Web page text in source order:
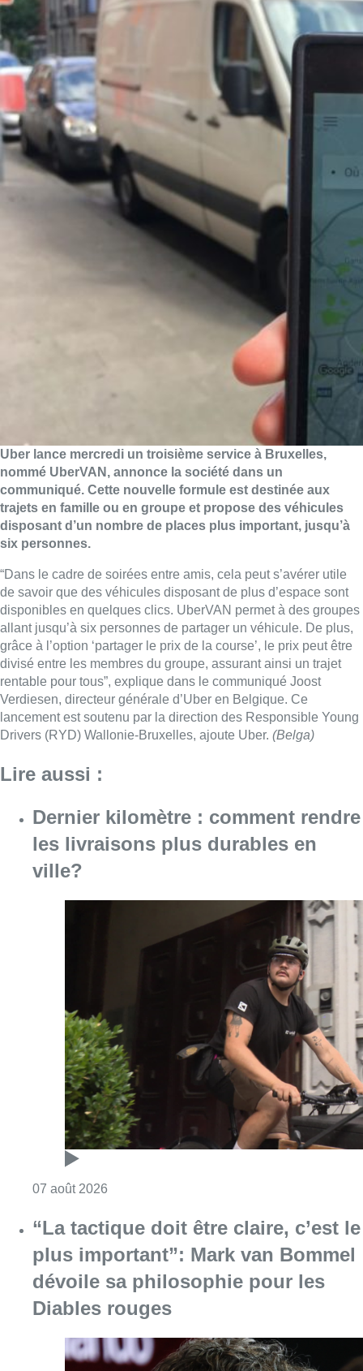
Uber lance mercredi un troisième service à Bruxelles,
nommé UberVAN, annonce la société dans un
communiqué. Cette nouvelle formule est destinée aux
trajets en famille ou en groupe et propose des véhicules
disposant d’un nombre de places plus important, jusqu’à
six personnes.
“Dans le cadre de soirées entre amis, cela peut s’avérer utile
de savoir que des véhicules disposant de plus d’espace sont
disponibles en quelques clics. UberVAN permet à des groupes
allant jusqu’à six personnes de partager un véhicule. De plus,
grâce à l’option ‘partager le prix de la course’, le prix peut être
divisé entre les membres du groupe, assurant ainsi un trajet
rentable pour tous”, explique dans le communiqué Joost
Verdiesen, directeur générale d’Uber en Belgique. Ce
lancement est soutenu par la direction des Responsible Young
Drivers (RYD) Wallonie-Bruxelles, ajoute Uber. (Belga)
Lire aussi :
Dernier kilomètre : comment rendre
les livraisons plus durables en
ville?
07 août 2026
“La tactique doit être claire, c’est le
plus important”: Mark van Bommel
dévoile sa philosophie pour les
Diables rouges